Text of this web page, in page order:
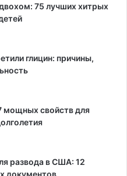
75 лучших хитрых
глицин: причины,
мощных свойств для
развода в США: 12
документов